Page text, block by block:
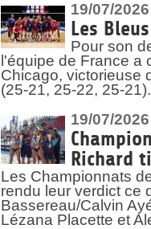
19/07/2026
Les
Pour son
l'équipe de France a
Chicago, victorieuse
(25-21, 25-22, 25-
19/07/2026
Richard
Les Championnats
rendu leur verdict ce
Bassereau/Calvin
Lézana Placette et